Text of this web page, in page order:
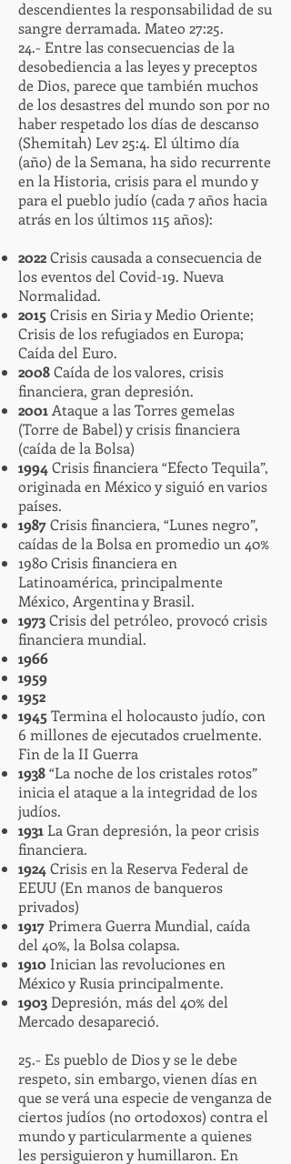
descendientes la responsabilidad de su
sangre derramada. Mateo 27:25.
24.- Entre las consecuencias de la
desobediencia a las leyes y preceptos
de Dios, parece que también muchos
de los desastres del mundo son por no
haber respetado los días de descanso
(Shemitah) Lev 25:4. El último día
(año) de la Semana, ha sido recurrente
en la Historia, crisis para el mundo y
para el pueblo judío (cada 7 años hacia
atrás en los últimos 115 años):
2022Crisis causada a consecuencia de
los eventos del Covid-19. Nueva
Normalidad.
2015Crisis en Siria y Medio Oriente;
Crisis de los refugiados en Europa;
Caída del Euro.
2008Caída de los valores, crisis
financiera, gran depresión.
2001Ataque a las Torres gemelas
(Torre de Babel) y crisis financiera
(caída de la Bolsa)
1994Crisis financiera “Efecto Tequila”,
originada en México y siguió en varios
países.
1987Crisis financiera, “Lunes negro”,
caídas de la Bolsa en promedio un 40%
1980 Crisis financiera en
Latinoamérica, principalmente
México, Argentina y Brasil.
1973Crisis del petróleo, provocó crisis
financiera mundial.
1966
1959
1952
1945Termina el holocausto judío, con
6 millones de ejecutados cruelmente.
Fin de la II Guerra
1938“La noche de los cristales rotos”
inicia el ataque a la integridad de los
judíos.
1931La Gran depresión, la peor crisis
financiera.
1924Crisis en la Reserva Federal de
EEUU (En manos de banqueros
privados)
1917Primera Guerra Mundial, caída
del 40%, la Bolsa colapsa.
1910Inician las revoluciones en
México y Rusia principalmente.
1903Depresión, más del 40% del
Mercado desapareció.
25.- Es pueblo de Dios y se le debe
respeto, sin embargo, vienen días en
que se verá una especie de venganza de
ciertos judíos (no ortodoxos) contra el
mundo y particularmente a quienes
les persiguieron y humillaron. En